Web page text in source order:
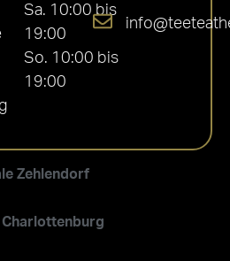
Zehlendorf
Charlottenburg
Sa. 10:00 bis
19:00
So. 10:00 bis
19:00